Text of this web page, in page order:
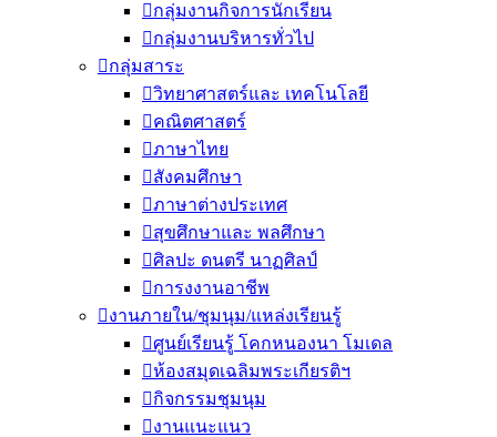
กลุ่มงานกิจการนักเรียน
กลุ่มงานบริหารทั่วไป
กลุ่มสาระ
วิทยาศาสตร์และ เทคโนโลยี
คณิตศาสตร์
ภาษาไทย
สังคมศึกษา
ภาษาต่างประเทศ
สุขศึกษาและ พลศึกษา
ศิลปะ ดนตรี นาฏศิลป์
การงงานอาชีพ
งานภายใน/ชุมนุม/แหล่งเรียนรู้
ศูนย์เรียนรู้ โคกหนองนา โมเดล
ห้องสมุดเฉลิมพระเกียรติฯ
กิจกรรมชุมนุม
งานแนะแนว